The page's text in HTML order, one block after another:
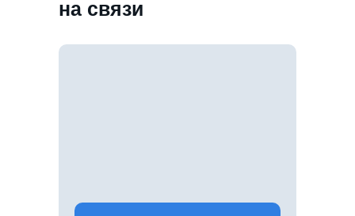
на связи